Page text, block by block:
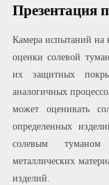
Презентация
Камера испытаний на
оценки солевой
их защитных
аналогичных
может оценивать
определенных
солевым туманом
металлических
изделий.